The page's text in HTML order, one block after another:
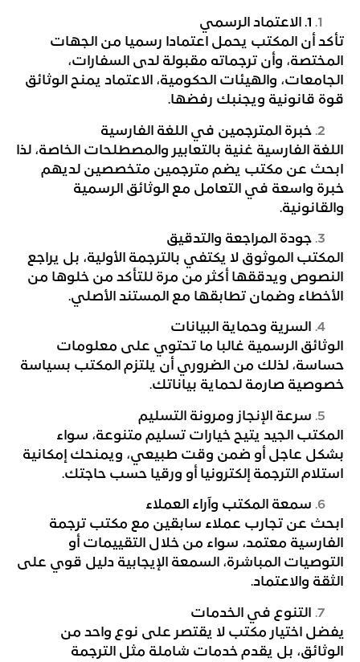
1. الاعتماد الرسمي
تأكد أن المكتب يحمل اعتمادا رسميا من الجهات
المختصة، وأن ترجماته مقبولة لدى السفارات،
الجامعات، والهيئات الحكومية، الاعتماد يمنح الوثائق
قوة قانونية ويجنبك رفضها.
خبرة المترجمين في اللغة الفارسية
اللغة الفارسية غنية بالتعابير والمصطلحات الخاصة، لذا
ابحث عن مكتب يضم مترجمين متخصصين لديهم
خبرة واسعة في التعامل مع الوثائق الرسمية
والقانونية.
جودة المراجعة والتدقيق
المكتب الموثوق لا يكتفي بالترجمة الأولية، بل يراجع
النصوص ويدققها أكثر من مرة للتأكد من خلوها من
الأخطاء وضمان تطابقها مع المستند الأصلي.
السرية وحماية البيانات
الوثائق الرسمية غالبا ما تحتوي على معلومات
حساسة، لذلك من الضروري أن يلتزم المكتب بسياسة
خصوصية صارمة لحماية بياناتك.
سرعة الإنجاز ومرونة التسليم
المكتب الجيد يتيح خيارات تسليم متنوعة، سواء
بشكل عاجل أو ضمن وقت طبيعي، ويمنحك إمكانية
استلام الترجمة إلكترونيا أو ورقيا حسب حاجتك.
سمعة المكتب وآراء العملاء
ابحث عن تجارب عملاء سابقين مع مكتب ترجمة
الفارسية معتمد، سواء من خلال التقييمات أو
التوصيات المباشرة، السمعة الإيجابية دليل قوي على
الثقة والاعتماد.
التنوع في الخدمات
يفضل اختيار مكتب لا يقتصر على نوع واحد من
الوثائق، بل يقدم خدمات شاملة مثل الترجمة